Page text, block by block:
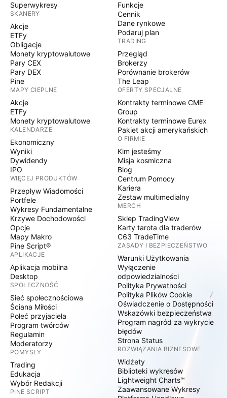
Superwykresy
SKANERY
Akcje
ETFy
Obligacje
Monety kryptowalutowe
Pary CEX
Pary DEX
Pine
MAPY CIEPLNE
Akcje
ETFy
Monety kryptowalutowe
KALENDARZE
Ekonomiczny
Wyniki
Dywidendy
IPO
WIĘCEJ PRODUKTÓW
Przepływ Wiadomości
Portfele
Wykresy Fundamentalne
Krzywe Dochodowości
Opcje
Mapy Makro
Pine Script®
APLIKACJE
Aplikacja mobilna
Desktop
SPOŁECZNOŚĆ
Sieć społecznościowa
Ściana Miłości
Poleć przyjaciela
Program twórców
Regulamin
Moderatorzy
POMYSŁY
Trading
Edukacja
Wybór Redakcji
PINE SCRIPT
Funkcje
Cennik
Dane rynkowe
Podaruj plan
TRADING
Przegląd
Brokerzy
Porównanie brokerów
The Leap
OFERTY SPECJALNE
Kontrakty terminowe CME
Group
Kontrakty terminowe Eurex
Pakiet akcji amerykańskich
O FIRMIE
Kim jesteśmy
Misja kosmiczna
Blog
Centrum Pomocy
Kariera
Zestaw multimedialny
MERCH
Sklep TradingView
Karty tarota dla traderów
C63 TradeTime
ZASADY I BEZPIECZEŃSTWO
Warunki Użytkowania
Wyłączenie
odpowiedzialności
Polityka Prywatności
Polityka Plików Cookie
Oświadczenie o Dostępności
Wskazówki bezpieczeństwa
Program nagród za wykrycie
błędów
Strona Status
ROZWIĄZANIA BIZNESOWE
Widżety
Biblioteki wykresów
Lightweight Charts™
Zaawansowane Wykresy